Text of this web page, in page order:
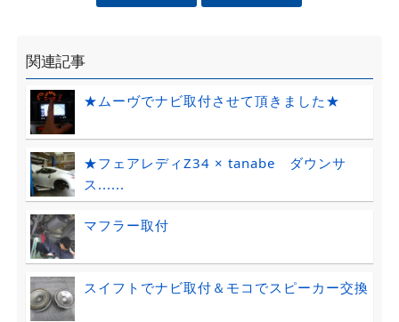
関連記事
★ムーヴでナビ取付させて頂きました★
★フェアレディZ34 × tanabe ダウンサ
ス......
マフラー取付
スイフトでナビ取付＆モコでスピーカー交換